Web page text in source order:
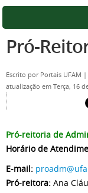
Pró-
Escrito por Portais UFAM |
atualização em Terça, 16
Pró-reitoria de
Horário de
E-mail:
Pró-reitora: Ana